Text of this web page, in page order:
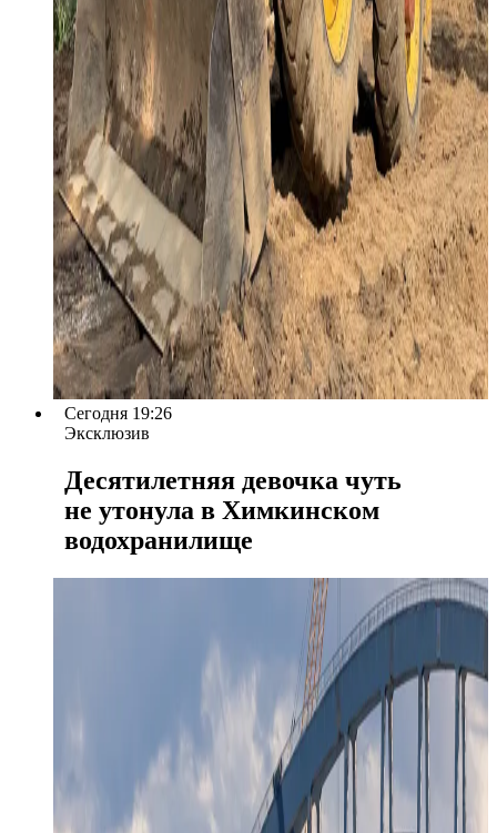
Сегодня 19:26
Эксклюзив
Десятилетняя девочка чуть
не утонула в Химкинском
водохранилище